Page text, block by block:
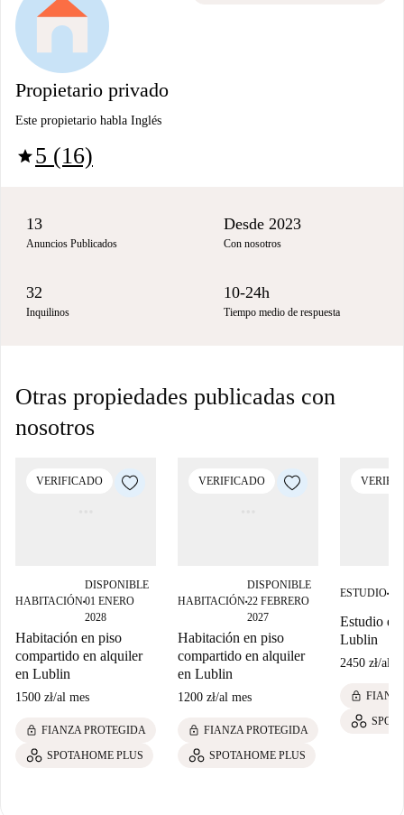
Propietario privado
Este propietario habla Inglés
star5 (16)
13
Anuncios Publicados
Desde 2023
Con nosotros
32
Inquilinos
10-24h
Tiempo medio de respuesta
Otras propiedades publicadas con
nosotros
VERIFICADO
HABITACIÓN■
DISPONIBLE
01 ENERO
2028
Habitación en piso
compartido en alquiler
en Lublin
1500 zł/al mes
lock FIANZA PROTEGIDA
SPOTAHOME PLUS
VERIFICADO
HABITACIÓN■
DISPONIBLE
22 FEBRERO
2027
Habitación en piso
compartido en alquiler
en Lublin
1200 zł/al mes
lock FIANZA PROTEGIDA
SPOTAHOME PLUS
ESTUDIO■
Estudio
Lublin
2450 zł/al
lock